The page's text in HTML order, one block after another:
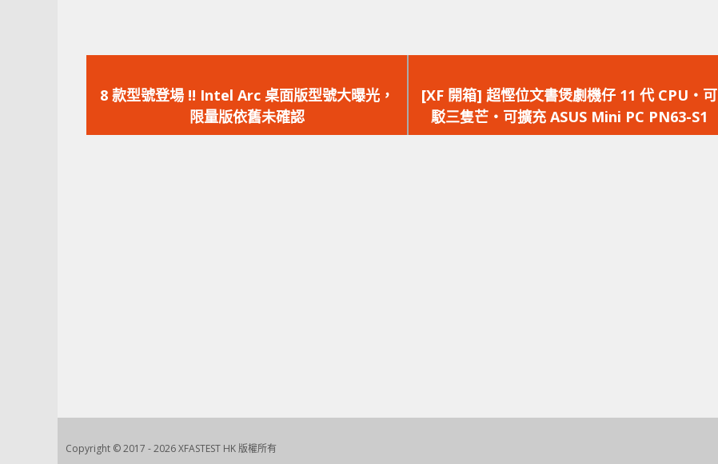
一
篇
文
8 款型號登場 !! Intel Arc 桌面版型號大曝光，
限量版依舊未確認
一
篇
文
[XF 開箱] 超慳位文書煲劇機仔 11 代 CPU‧可
駁三隻芒‧可擴充 ASUS Mini PC PN63-S1
Copyright © 2017 - 2026 XFASTEST HK 版權所有